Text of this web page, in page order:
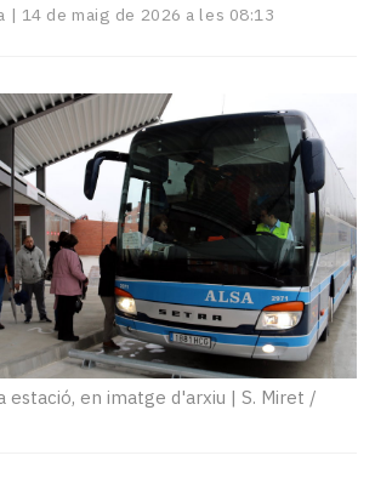
| 14 de maig de 2026 a les 08:13
estació, en imatge d'arxiu | S. Miret /